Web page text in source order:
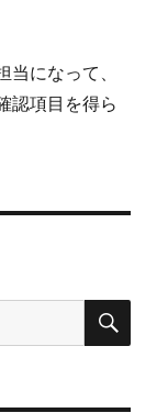
になって、
認項目を得ら
検